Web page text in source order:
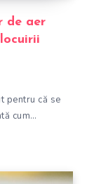
de aer
pentru că se
cum…